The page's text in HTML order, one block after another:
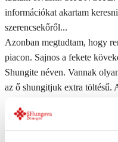
információkat akartam
szerencsekőről...
Azonban megtudtam, hogy
piacon. Sajnos a fekete
Shungite néven. Vannak
az ő shungitjuk extra töltésű.
címre jutottam. Import